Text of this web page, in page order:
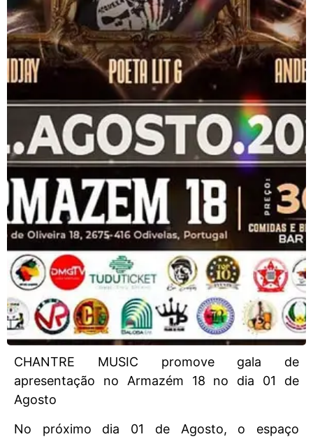
CHANTRE MUSIC promove gala de
apresentação no Armazém 18 no dia 01 de
Agosto
No próximo dia 01 de Agosto, o espaço